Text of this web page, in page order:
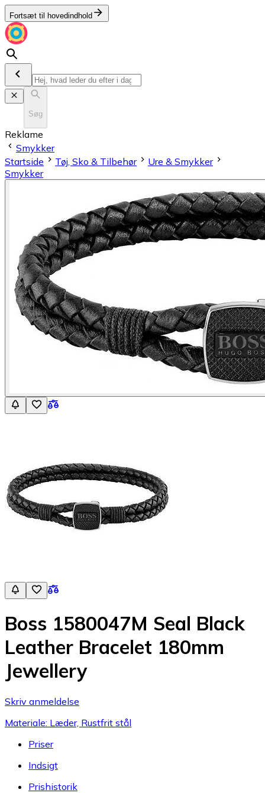
Fortsæt til hovedindhold
Søg
Reklame
Smykker
Startside
Tøj, Sko & Tilbehør
Ure & Smykker
Smykker
Boss 1580047M Seal Black
Leather Bracelet 180mm
Jewellery
Skriv anmeldelse
Materiale: Læder, Rustfrit stål
Priser
Indsigt
Prishistorik